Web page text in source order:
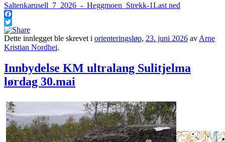
Saltenkarusell_7_2026_-_Heggmoen_Strekk-1Last ned
Facebook
Twitter
Dette innlegget ble skrevet i orienteringsløp, 23. juni 2026 av Arne
Kristian Nordhei.
Innbydelse KM ultralang Sulitjelma
lørdag 30.mai